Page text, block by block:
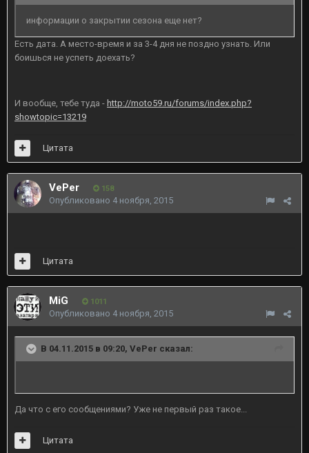
информации о закрытии сезона еще нет?
Есть дата. А место-время и за 3-4 дня не поздно узнать. Или
боишься не успеть доехать?
И вообще, тебе туда - http://moto59.ru/forums/index.php?
showtopic=13219
Цитата
VePer 158
Опубликовано 4 ноября, 2015
Цитата
MiG 1011
Опубликовано 4 ноября, 2015
В 04.11.2015 в 09:20, VePer сказал:
Да что с его сообщениями? Уже не первый раз такое...
Цитата